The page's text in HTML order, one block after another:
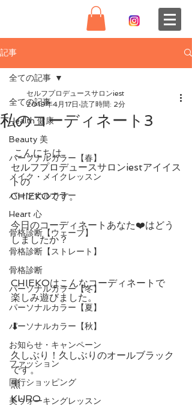
記事
全ての記事
Health 健康
Beauty 美
パーソナルカラー【春】
メイク・メイクレッスン
パーソナルカラー
Heart 心
骨格診断【ウェーブ】
骨格診断【ストレート】
骨格診断
パーソナルカラー【冬】
パーソナルカラー【夏】
パーソナルカラー【秋】
お知らせ・キャンペーン
ファッション
同行ショッピング
美ウォーキングレッスン
全ての記事
私のコーディネート3
セルフプロデュースサロンiest
2019年4月17日 読了時間: 2分
こんにちは。
セルフプロデュースサロンiestアイイス
トの
CHIEKOです。
今日のコーディネートあなた❤️はどう
しましたか？
CHIEKOはこんなコーディネートで
楽しみ遊びました。
⬇︎
久しぶり！久しぶりのオールブラック
です。
黒
KURO